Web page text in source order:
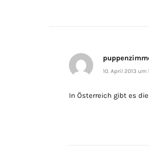
10. April 2013 um
In Österreich gibt es